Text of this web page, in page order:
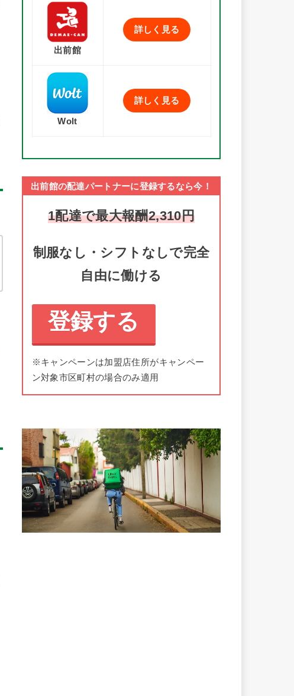
出前館
詳しく見る
Wolt
詳しく見る
出前館の配達パートナーに登録するなら今！
1配達で最大報酬2,310円
制服なし・シフトなしで完全
自由に働ける
登録する
※キャンペーンは加盟店住所がキャンペー
ン対象市区町村の場合のみ適用